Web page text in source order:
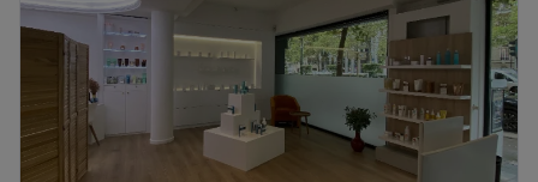
Zaterdag
09:00–20:00
Zondag
Gesloten
Cliona Beauty est un institut de beauté situé à Saint-
Gilles en plein cœur de Bruxelles et à quelques minutes à
pied des métros Louise et Hotel de Monnaies et des trams